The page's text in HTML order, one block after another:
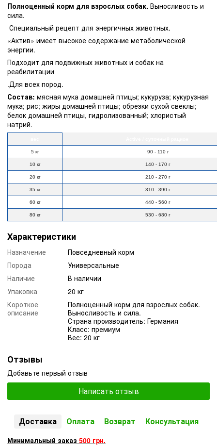
Полноценный корм для взрослых собак. Выносливость и
сила.
Специальный рецепт для энергичных животных.
«Актив» имеет высокое содержание метаболической
энергии.
Подходит для подвижных животных и собак на
реабилитации
.Для всех пород.
Состав: мясная мука домашней птицы; кукуруза; кукурузная
мука; рис; жиры домашней птицы; обрезки сухой свеклы;
белок домашней птицы, гидролизованный; хлористый
натрий.
5 кг 90 - 110 г
10 кг 140 - 170 г
20 кг 210 - 270 г
35 кг 310 - 390 г
60 кг 440 - 560 г
80 кг 530 - 680 г
Характеристики
Назначение
Повседневный корм
Порода
Универсальные
Наличие
В наличии
Упаковка
20 кг
Короткое
описание
Полноценный корм для взрослых собак.
Выносливость и сила.
Страна производитель: Германия
Класс: премиум
Вес: 20 кг
Отзывы
Добавьте первый отзыв
Написать отзыв
Доставка Оплата Возврат Консультация
Минимальный заказ 500 грн.